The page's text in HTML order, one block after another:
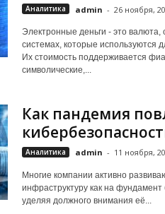
Аналитика admin - 26 ноября,
Электронные деньги - это
системах, которые используются
Их стоимость поддерживается
символические,...
Как пандемия
Аналитика admin - 11 ноября,
Многие компании активно
инфраструктуру как на
уделяя должного внимания её...